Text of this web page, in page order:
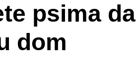
psima da
dom